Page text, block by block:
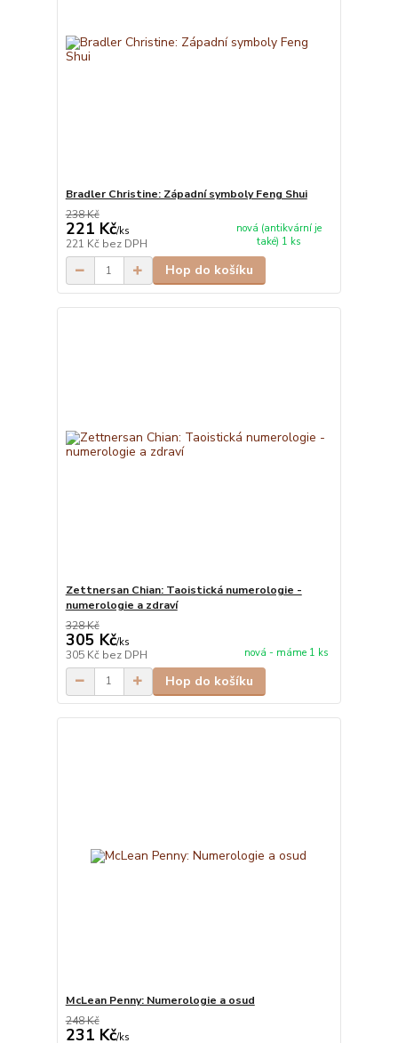
Bradler Christine: Západní symboly Feng Shui
238 Kč
221 Kč/ks
221 Kč bez DPH
nová (antikvární je
také) 1 ks
Hop do košíku
Zettnersan Chian: Taoistická numerologie -
numerologie a zdraví
328 Kč
305 Kč/ks
305 Kč bez DPH nová - máme 1 ks
Hop do košíku
McLean Penny: Numerologie a osud
248 Kč
231 Kč/ks